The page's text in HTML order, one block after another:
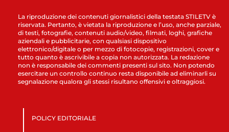
La riproduzione dei contenuti giornalistici della testata STILETV è
riservata. Pertanto, è vietata la riproduzione e l’uso, anche parziale,
di testi, fotografie, contenuti audio/video, filmati, loghi, grafiche
aziendali e pubblicitarie, con qualsiasi dispositivo
elettronico/digitale o per mezzo di fotocopie, registrazioni, cover e
tutto quanto è ascrivibile a copia non autorizzata. La redazione
non è responsabile dei commenti presenti sul sito. Non potendo
esercitare un controllo continuo resta disponibile ad eliminarli su
segnalazione qualora gli stessi risultano offensivi e oltraggiosi.
POLICY EDITORIALE